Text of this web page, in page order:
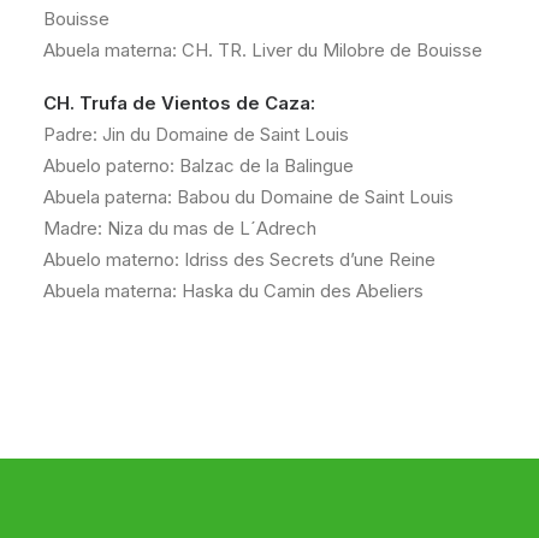
Bouisse
Abuela materna: CH. TR. Liver du Milobre de Bouisse
CH. Trufa de Vientos de Caza:
Padre: Jin du Domaine de Saint Louis
Abuelo paterno: Balzac de la Balingue
Abuela paterna: Babou du Domaine de Saint Louis
Madre: Niza du mas de L´Adrech
Abuelo materno: Idriss des Secrets d’une Reine
Abuela materna: Haska du Camin des Abeliers